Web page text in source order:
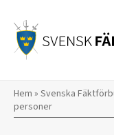
innehåll
Hem » Svenska
personer